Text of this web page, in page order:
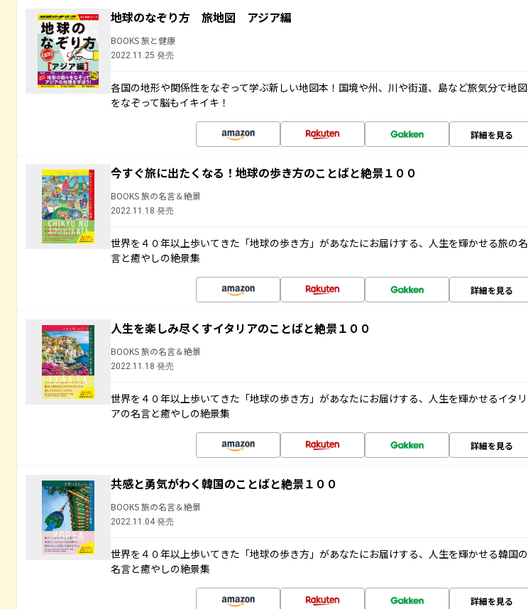
地球のなぞり方 旅地図 アジア編
BOOKS 旅と健康
2022.11.25 発売
各国の地形や関係性をなぞって学ぶ新しい地図本！国境や州、川や街道、島など旅気分で地図
をなぞって脳もイキイキ！
詳細を見る
今すぐ旅に出たくなる！地球の歩き方のことばと絶景１００
BOOKS 旅の名言＆絶景
2022.11.18 発売
世界を４０年以上歩いてきた「地球の歩き方」があなたにお届けする、人生を輝かせる旅の名
言と癒やしの絶景集
詳細を見る
人生を楽しみ尽くすイタリアのことばと絶景１００
BOOKS 旅の名言＆絶景
2022.11.18 発売
世界を４０年以上歩いてきた「地球の歩き方」があなたにお届けする、人生を輝かせるイタリ
アの名言と癒やしの絶景集
詳細を見る
共感と勇気がわく韓国のことばと絶景１００
BOOKS 旅の名言＆絶景
2022.11.04 発売
世界を４０年以上歩いてきた「地球の歩き方」があなたにお届けする、人生を輝かせる韓国の
名言と癒やしの絶景集
詳細を見る